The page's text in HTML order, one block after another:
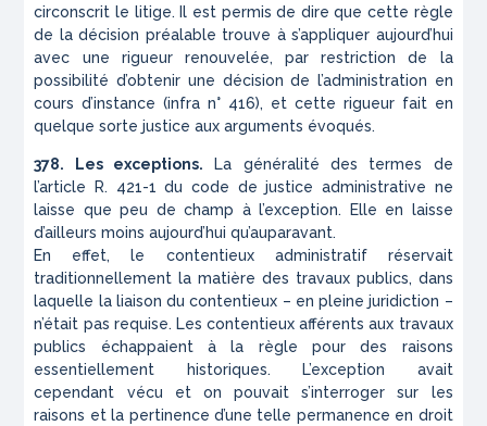
circonscrit le litige. Il est permis de dire que cette règle
de la décision préalable trouve à s’appliquer aujourd’hui
avec une rigueur renouvelée, par restriction de la
possibilité d’obtenir une décision de l’administration en
cours d’instance (infra n° 416), et cette rigueur fait en
quelque sorte justice aux arguments évoqués.
378. Les exceptions. La généralité des termes de
l’article R. 421-1 du code de justice administrative ne
laisse que peu de champ à l’exception. Elle en laisse
d’ailleurs moins aujourd’hui qu’auparavant.
En effet, le contentieux administratif réservait
traditionnellement la matière des travaux publics, dans
laquelle la liaison du contentieux – en pleine juridiction –
n’était pas requise. Les contentieux afférents aux travaux
publics échappaient à la règle pour des raisons
essentiellement historiques. L’exception avait
cependant vécu et on pouvait s’interroger sur les
raisons et la pertinence d’une telle permanence en droit